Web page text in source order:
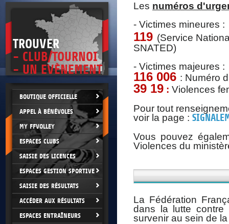
TROUVER
- CLUB/TOURNOI
- UN EVÈNEMENT
BOUTIQUE OFFICIELLE
APPEL À BÉNÉVOLES
MY FFVOLLEY
ESPACES CLUBS
SAISIE DES LICENCES
ESPACES GESTION SPORTIVE
SAISIE DES RÉSULTATS
ACCÉDER AUX RÉSULTATS
ESPACES ENTRAÎNEURS
Les numéros
- Victimes mineures :
119 (Service
SNATED)
- Victimes majeures :
116 006 : Numéro
39 19 : Violences
Pour tout
voir la page :
Vous pouvez
Violences du
La Fédération
dans la lutte contre
survenir au sein de